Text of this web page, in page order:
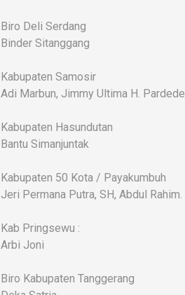
Biro Deli Serdang
Binder Sitanggang
Kabupaten Samosir
Adi Marbun, Jimmy Ultima H. Pardede
Kabupaten Hasundutan
Bantu Simanjuntak
Kabupaten 50 Kota / Payakumbuh
Jeri Permana Putra, SH, Abdul Rahim.
Kab Pringsewu :
Arbi Joni
Biro Kabupaten Tanggerang